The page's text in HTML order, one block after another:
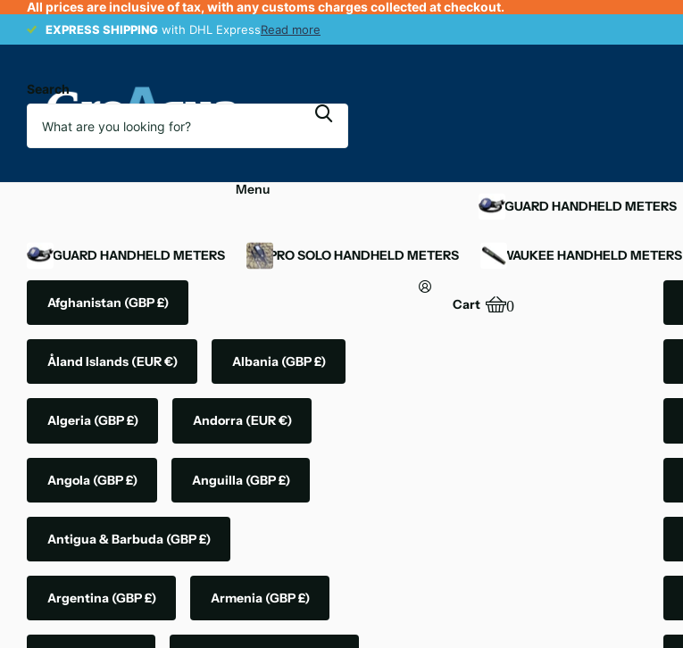
All prices are inclusive of tax, with any customs charges collected at checkout.
EXPRESS SHIPPING with DHL ExpressRead more
EXPRESS SHIPPING
Search
Menu
OXYGUARD HANDHELD METERS
OXYGUARD HANDHELD METERS YSI PRO SOLO HANDHELD METERS MILWAUKEE HANDHELD METERS
Afghanistan (GBP £)
Åland Islands (EUR €) Albania (GBP £)
Algeria (GBP £) Andorra (EUR €)
Angola (GBP £) Anguilla (GBP £)
Antigua & Barbuda (GBP £)
Argentina (GBP £) Armenia (GBP £)
Cart 0